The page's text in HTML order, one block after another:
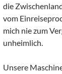
die
vom
mich nie zum
unheimlich.
Unsere